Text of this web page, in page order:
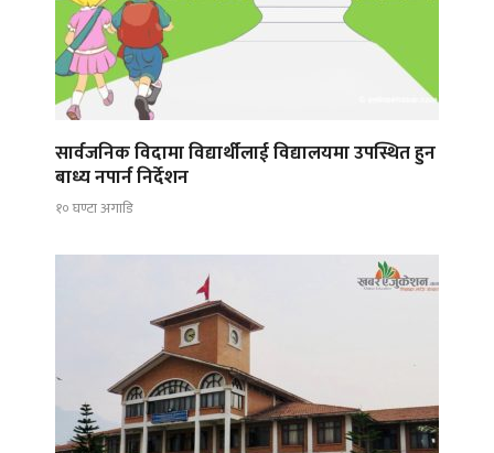
सार्वजनिक विदामा विद्यार्थीलाई विद्यालयमा उपस्थित हुन
बाध्य नपार्न निर्देशन
१० घण्टा अगाडि